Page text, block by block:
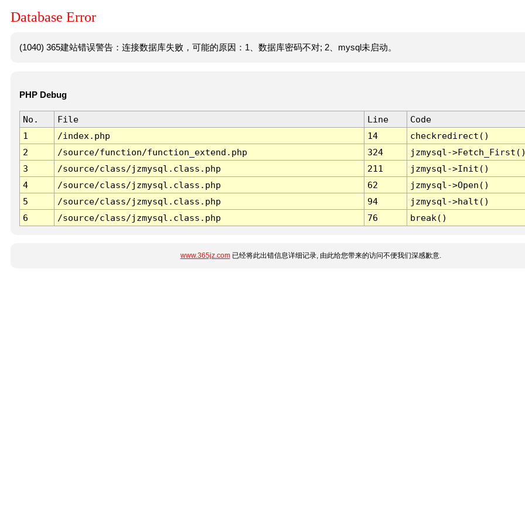
Database Error
(1040) 365建站错误警告：连接数据库失败，可能的原因：1、数据库密码不对; 2、mysql未启动。
PHP Debug
No. File Line
Code
1
/index.php 14
checkredirect()
2
/source/function/function_extend.php 324
jzmysql-
3
/source/class/jzmysql.class.php 211
jzmysql->Init()
4
/source/class/jzmysql.class.php 62
jzmysql->Open()
5
/source/class/jzmysql.class.php 94
jzmysql->halt()
6
/source/class/jzmysql.class.php 76 break()
www.365jz.com已经将此出错信息详细记录, 由此给您带来的访问不便我们深感歉意.